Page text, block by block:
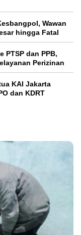
Wawan
hingga Fatal
PTSP dan PPB,
Perizinan
KAI Jakarta
dan KDRT